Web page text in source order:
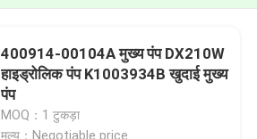
400914-00104A मुख्य पंप DX210W
हाइड्रोलिक पंप K1003934B खुदाई मुख्य
पंप
MOQ：1 टुकड़ा
मूल्य：Negotiable price